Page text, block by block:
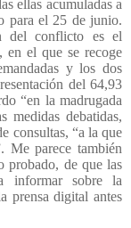
ellas acumuladas a
para el 25 de junio.
del conflicto es el
en el que se recoge
y los dos
del 64,93
“en la madrugada
medidas debatidas,
consultas, “a la que
Me parece también
probado, de que las
informar sobre la
prensa digital antes